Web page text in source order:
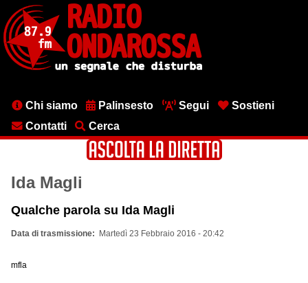
contenuto
principale
MenuChi siamo Palinsesto Segui
Sostieni
Contatti
Cerca
Ida Magli
Qualche parola su Ida Magli
Data di trasmissione Martedì 23 Febbraio 2016 - 20:42
mfla